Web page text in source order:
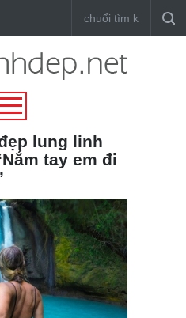
lung linh
tay em đi